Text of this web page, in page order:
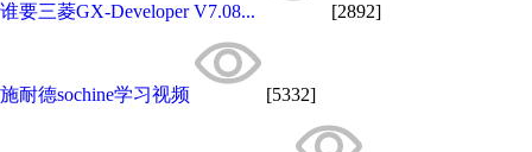
谁要三菱GX-Developer V7.08... [2892]
施耐德sochine学习视频 [5332]